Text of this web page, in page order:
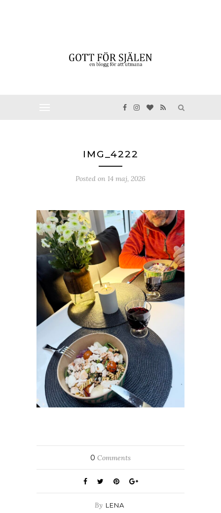
IMG_4222
Posted on 14 maj, 2026
0 Comments
By LENA